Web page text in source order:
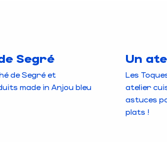
Segré
de Segré et
made in Anjou bleu
Un
Les
atelier
astuces
plats !